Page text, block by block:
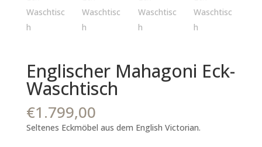
Englischer Mahagoni Eck-
Waschtisch
€1.799,00
Seltenes Eckmöbel aus dem English Victorian.